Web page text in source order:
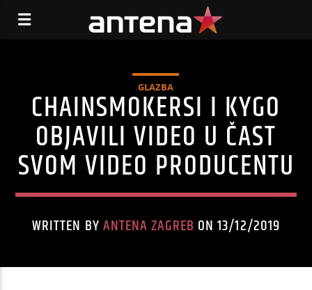
GLAZBA
CHAINSMOKERSI I KYGO
OBJAVILI VIDEO U ČAST
SVOM VIDEO PRODUCENTU
WRITTEN BYANTENA ZAGREB ON 13/12/2019